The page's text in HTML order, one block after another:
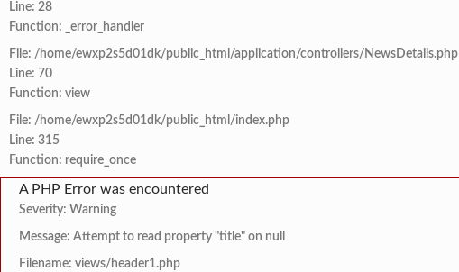
Line: 28
Function: _error_handler
File: /home/ewxp2s5d01dk/public_html/application/controllers/NewsDetails.php
Line: 70
Function: view
File: /home/ewxp2s5d01dk/public_html/index.php
Line: 315
Function: require_once
A PHP Error was encountered
Severity: Warning
Message: Attempt to read property "title" on null
Filename: views/header1.php